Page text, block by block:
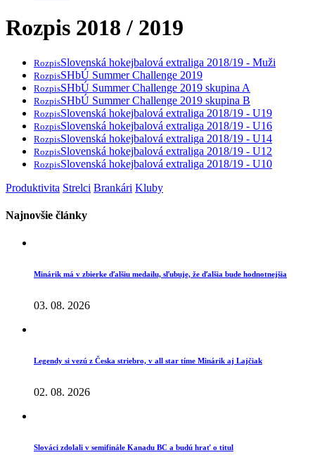
Rozpis 2018 / 2019
RozpisSlovenská hokejbalová extraliga 2018/19 - Muži
RozpisSHbÚ Summer Challenge 2019
RozpisSHbÚ Summer Challenge 2019 skupina A
RozpisSHbÚ Summer Challenge 2019 skupina B
RozpisSlovenská hokejbalová extraliga 2018/19 - U19
RozpisSlovenská hokejbalová extraliga 2018/19 - U16
RozpisSlovenská hokejbalová extraliga 2018/19 - U14
RozpisSlovenská hokejbalová extraliga 2018/19 - U12
RozpisSlovenská hokejbalová extraliga 2018/19 - U10
Produktivita Strelci Brankári Kluby
Najnovšie články
Minárik má v zbierke ďalšiu medailu, sľubuje, že ďalšia bude hodnotnejšia
03. 08. 2026
Legendy si vezú z Česka striebro, v all star tíme Minárik aj Lajčiak
02. 08. 2026
Slováci zdolali v semifinále Kanadu BC a budú hrať o titul